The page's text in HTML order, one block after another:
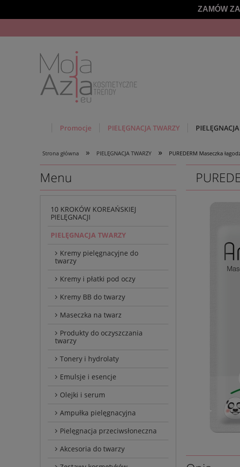
ZAMÓW
Promocje PIELĘGNACJA TWARZY
Strona główna » PIELĘGNACJA TWARZY » PUREDERM Maseczka
Menu
10 KROKÓW KOREAŃSKIEJ
PIELĘGNACJI
PIELĘGNACJA TWARZY
Kremy pielęgnacyjne do
twarzy
Kremy i płatki pod oczy
Kremy BB do twarzy
Maseczka na twarz
Produkty do oczyszczania
twarzy
Tonery i hydrolaty
Emulsje i esencje
Olejki i serum
Ampułka pielęgnacyjna
Pielęgnacja przeciwsłoneczna
Akcesoria do twarzy